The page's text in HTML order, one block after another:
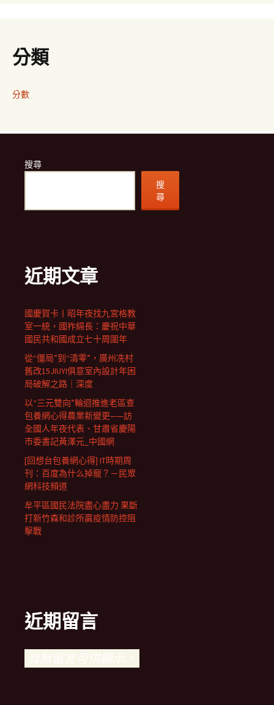
分類
分數
搜尋
搜
尋
近期文章
國慶賀卡丨昭年夜找九宮格教
室一統，國祚綿長：慶祝中華
國民共和國成立七十周圍年
從“僵局”到“清零”，廣州冼村
舊改15JIUYI俱意室內設計年困
局破解之路｜深度
以“三元雙向”輪迴推進老區查
包養網心得農業新變更——訪
全國人年夜代表、甘肅省慶陽
市委書記黃澤元_中國網
[回想台包養網心得] IT時期周
刊：百度為什么掉寵？－民眾
網科技頻道
牟平區國民法院盡心盡力 果斷
打新竹森和診所贏疫情防控阻
擊戰
近期留言
尚無留言可供顯示。